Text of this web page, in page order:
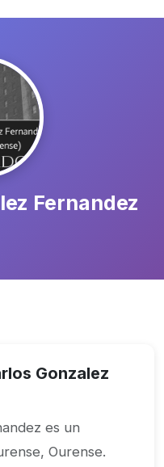
Fernandez
Gonzalez
es un
Ourense.